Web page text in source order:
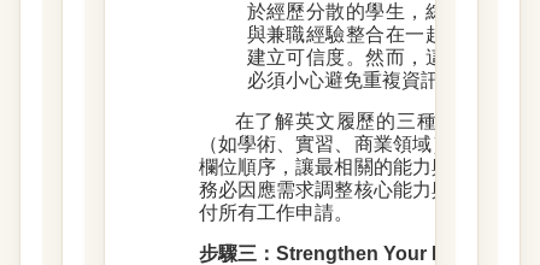
於經歷分散的學生，綜合型履歷
與兼職經驗整合在一起，先以能
建立可信度。然而，這種架構需
必須小心避免重複資訊。
在了解英文履歷的三種基本架構
（如學術、實習、商業領域）與自身
欄位順序，讓最相關的能力與經驗優先
務必因應需求調整核心能力與內容安排
付所有工作申請。
步驟三：Strengthen Your Message